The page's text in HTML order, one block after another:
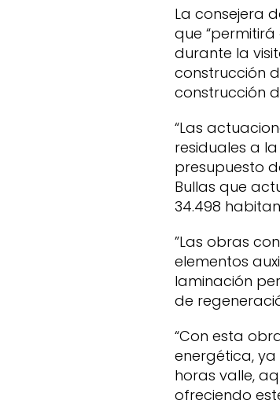
La consejera
que
durante la
construcción
construcción
“Las
residuales a
presupuesto
Bullas que
34.498
”Las obras
elementos
laminación
de
“Con esta
energética,
horas valle,
ofreciendo